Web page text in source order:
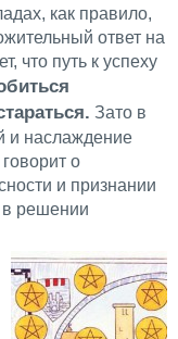
как правило,
ответ на
что путь к успеху
Зато в
и наслаждение
о
и признании
в решении